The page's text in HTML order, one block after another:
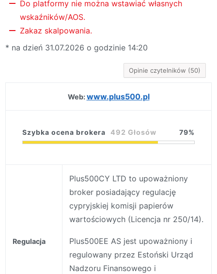
Do platformy nie można wstawiać własnych
wskaźników/AOS.
Zakaz skalpowania.
* na dzień 31.07.2026 o godzinie 14:20
Opinie czytelników (50)
Web:www.plus500.pl
Szybka ocena brokera 492 Głosów 79
Regulacja
Plus500CY LTD to upoważniony
broker posiadający regulację
cypryjskiej komisji papierów
wartościowych (Licencja nr 250/14).
Plus500EE AS jest upoważniony i
regulowany przez Estoński Urząd
Nadzoru Finansowego i